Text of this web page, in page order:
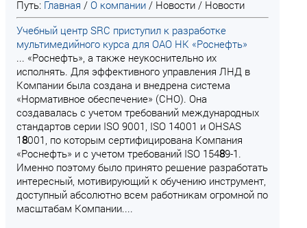
Путь: Главная / О компании / Новости / Новости
Учебный центр SRC приступил к разработке
мультимедийного курса для ОАО НК «Роснефть»
... «Роснефть», а также неукоснительно их
исполнять. Для эффективного управления ЛНД в
Компании была создана и внедрена система
«Нормативное обеспечение» (СНО). Она
создавалась с учетом требований международных
стандартов серии ISO 9001, ISO 14001 и OHSAS
18001, по которым сертифицирована Компания
«Роснефть» и с учетом требований ISO 15489-1.
Именно поэтому было принято решение разработать
интересный, мотивирующий к обучению инструмент,
доступный абсолютно всем работникам огромной по
масштабам Компании....